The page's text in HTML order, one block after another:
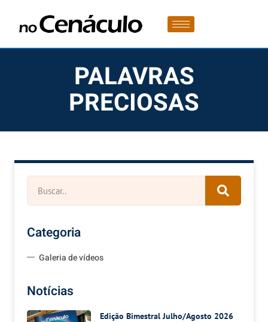
PALAVRAS
PRECIOSAS
Categoria
Galeria de vídeos
Notícias
Edição Bimestral Julho/Agosto 2026